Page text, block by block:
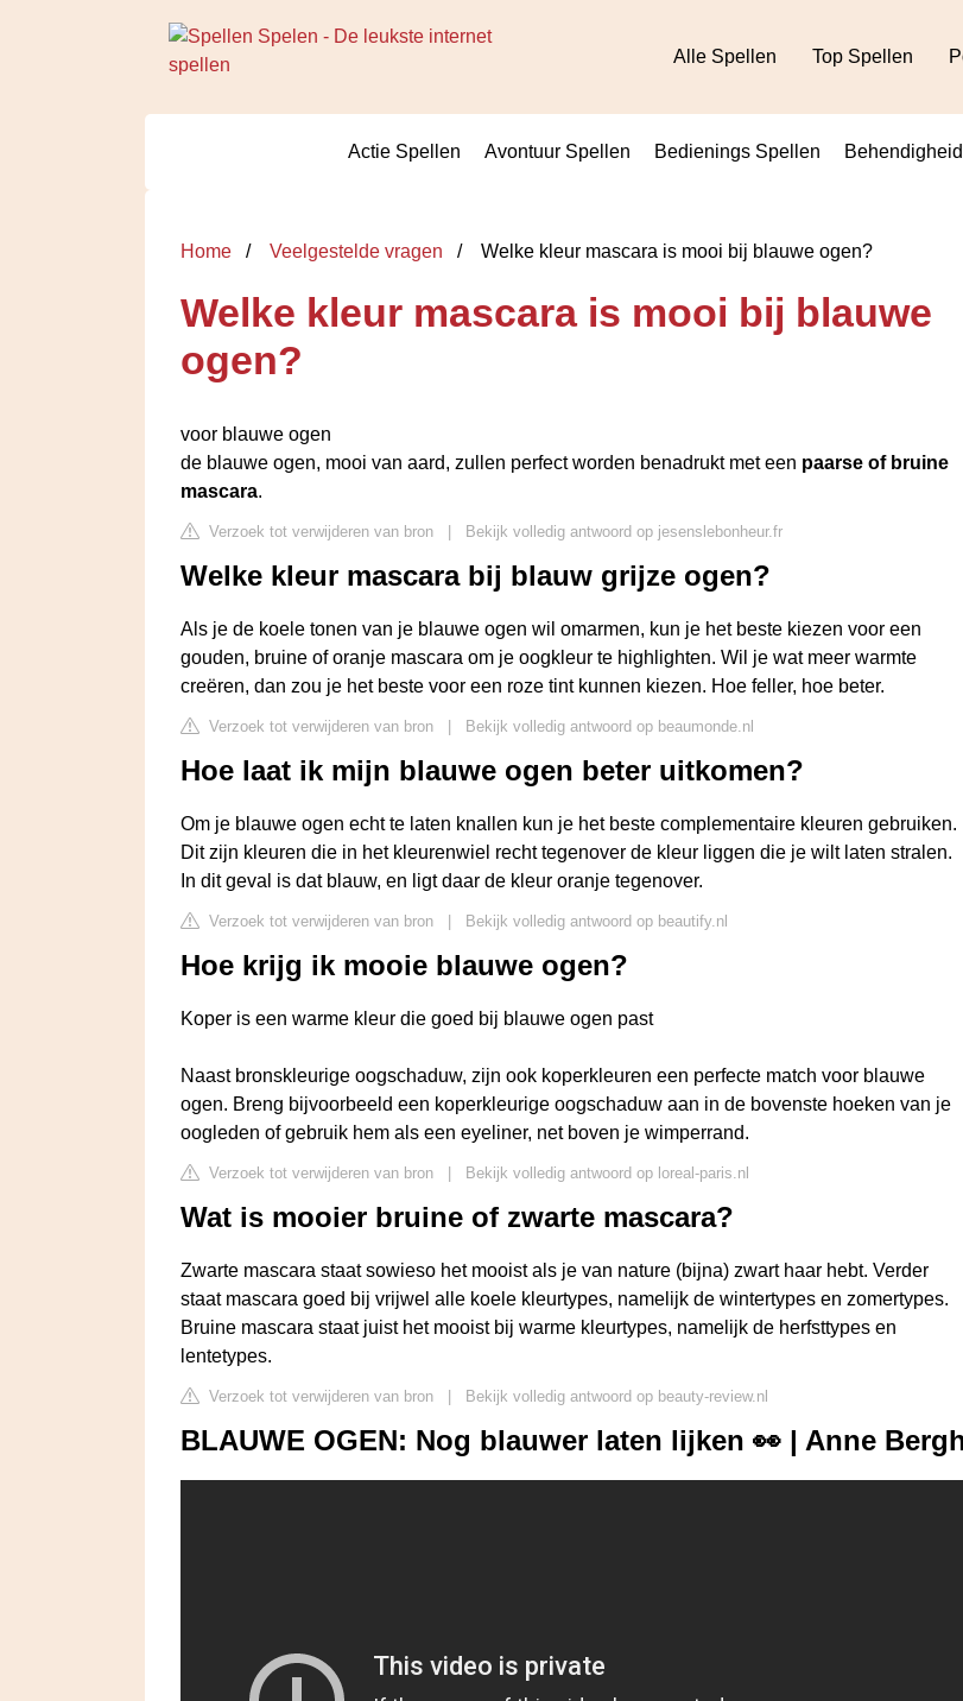
Alle Spellen Top Spellen
Actie Spellen Avontuur Spellen Bedienings Spellen
Home Veelgestelde vragen Welke kleur mascara is mooi bij blauwe ogen?
Welke kleur mascara is mooi bij blauwe
ogen?
voor blauwe ogen
de blauwe ogen, mooi van aard, zullen perfect worden benadrukt met een paarse of bruine
mascara.
Verzoek tot verwijderen van bron Bekijk volledig antwoord op jesenslebonheur.fr
Welke kleur mascara bij blauw grijze ogen?
Als je de koele tonen van je blauwe ogen wil omarmen, kun je het beste kiezen voor een
gouden, bruine of oranje mascara om je oogkleur te highlighten. Wil je wat meer warmte
creëren, dan zou je het beste voor een roze tint kunnen kiezen. Hoe feller, hoe beter.
Verzoek tot verwijderen van bron Bekijk volledig antwoord op beaumonde.nl
Hoe laat ik mijn blauwe ogen beter uitkomen?
Om je blauwe ogen echt te laten knallen kun je het beste complementaire kleuren gebruiken.
Dit zijn kleuren die in het kleurenwiel recht tegenover de kleur liggen die je wilt laten stralen.
In dit geval is dat blauw, en ligt daar de kleur oranje tegenover.
Verzoek tot verwijderen van bron Bekijk volledig antwoord op beautify.nl
Hoe krijg ik mooie blauwe ogen?
Koper is een warme kleur die goed bij blauwe ogen past
Naast bronskleurige oogschaduw, zijn ook koperkleuren een perfecte match voor blauwe
ogen. Breng bijvoorbeeld een koperkleurige oogschaduw aan in de bovenste hoeken van je
oogleden of gebruik hem als een eyeliner, net boven je wimperrand.
Verzoek tot verwijderen van bron Bekijk volledig antwoord op loreal-paris.nl
Wat is mooier bruine of zwarte mascara?
Zwarte mascara staat sowieso het mooist als je van nature (bijna) zwart haar hebt. Verder
staat mascara goed bij vrijwel alle koele kleurtypes, namelijk de wintertypes en zomertypes.
Bruine mascara staat juist het mooist bij warme kleurtypes, namelijk de herfsttypes en
lentetypes.
Verzoek tot verwijderen van bron Bekijk volledig antwoord op beauty-review.nl
BLAUWE OGEN: Nog blauwer laten lijken 👀 | Anne